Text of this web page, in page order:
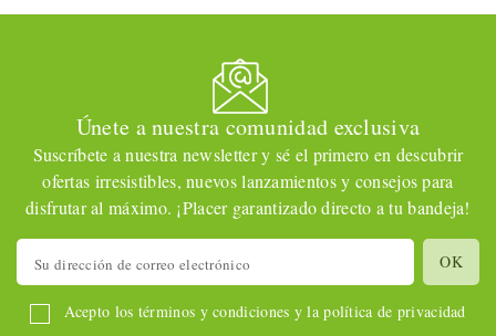
Únete a nuestra comunidad exclusiva
Suscríbete a nuestra newsletter y sé el primero en descubrir
ofertas irresistibles, nuevos lanzamientos y consejos para
disfrutar al máximo. ¡Placer garantizado directo a tu bandeja!
Acepto los términos y condiciones y la política de privacidad